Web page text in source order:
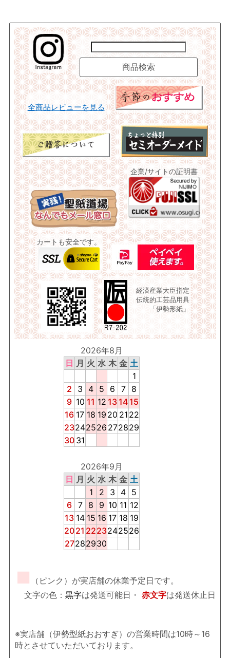
全商品レビューを見る
企業/サイトの証明書
カートも安全です。
経済産業大臣指定
伝統的工芸品用具
「伊勢形紙」
2026年8月
日 月 火 水 木 金 土
1
2
3 4 5 6 7
8
9 10 11 12 13 14 15
16 17 18 19 20 21 22
23242526 272829
30 31
2026年9月
日 月 火 水 木 金 土
1
2 3 4 5
6 7 8 9 10 11 12
13 14 15 16 17 18 19
2021 2223242526
27282930
■
（ピンク）が実店舗の休業予定日です。
文字の色： 黒字は発送可能日・ 赤文字は発送休止日
※実店舗（伊勢型紙おおすぎ）の営業時間は10時～16
時とさせていただいております。